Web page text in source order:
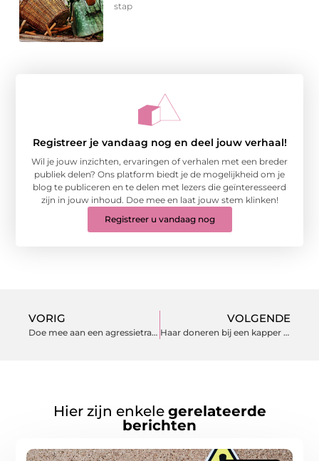
stap
Registreer je vandaag nog en deel jouw verhaal!
Wil je jouw inzichten, ervaringen of verhalen met een breder
publiek delen? Ons platform biedt je de mogelijkheid om je
blog te publiceren en te delen met lezers die geïnteresseerd
zijn in jouw inhoud. Doe mee en laat jouw stem klinken!
Registreer u vandaag nog
VORIG
Doe mee aan een agressietraining
VOLGENDE
Haar doneren bij een kapper of kapsalon
Hier zijn enkele gerelateerde
berichten